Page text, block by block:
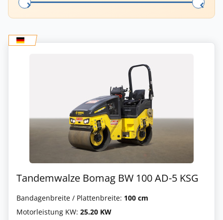
Tandemwalze Bomag BW 100 AD-5 KSG
Bandagenbreite / Plattenbreite: 100 cm
Motorleistung KW: 25.20 KW